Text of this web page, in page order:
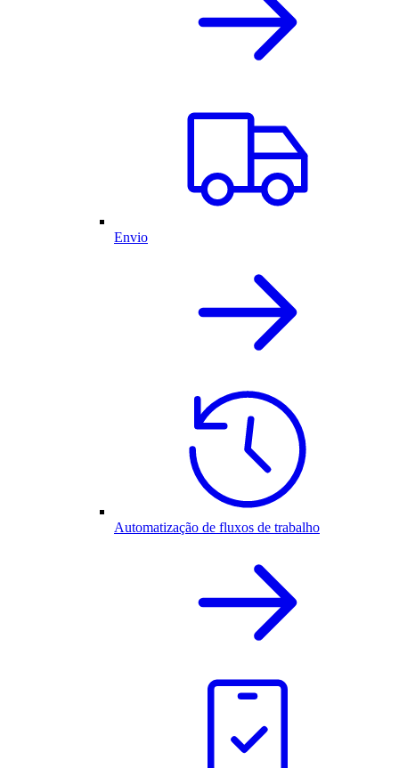
Envio
Automatização de fluxos de trabalho